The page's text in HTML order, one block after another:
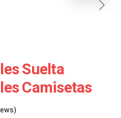
Suelta
Camisetas